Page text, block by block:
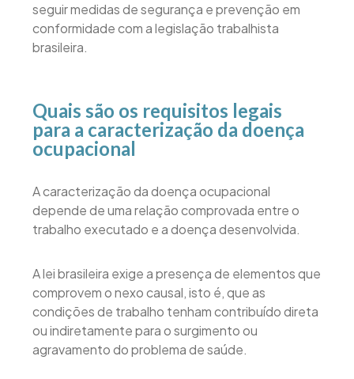
seguir medidas de segurança e prevenção em
conformidade com a legislação trabalhista
brasileira.
Quais são os requisitos legais
para a caracterização da doença
ocupacional
A caracterização da doença ocupacional
depende de uma relação comprovada entre o
trabalho executado e a doença desenvolvida.
A lei brasileira exige a presença de elementos que
comprovem o nexo causal, isto é, que as
condições de trabalho tenham contribuído direta
ou indiretamente para o surgimento ou
agravamento do problema de saúde.